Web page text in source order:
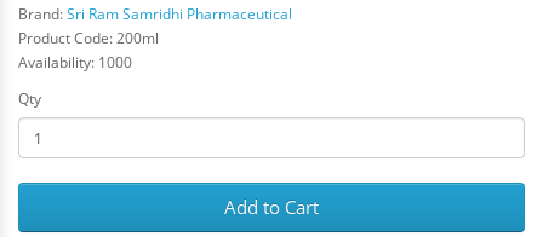
Brand:Sri Ram Samridhi Pharmaceutical
Product Code: 200ml
Availability: 1000
Qty
Add to Cart